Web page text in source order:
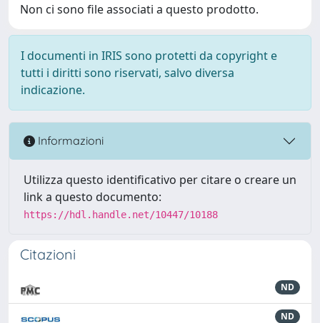
Non ci sono file associati a questo prodotto.
I documenti in IRIS sono protetti da copyright e
tutti i diritti sono riservati, salvo diversa
indicazione.
Informazioni
Utilizza questo identificativo per citare o creare un
link a questo documento:
https://hdl.handle.net/10447/10188
Citazioni
ND
ND